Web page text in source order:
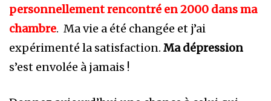
personnellement rencontré en 2000 dans ma
chambre. Ma vie a été changée et j’ai
expérimenté la satisfaction. Ma dépression
s’est envolée à jamais !